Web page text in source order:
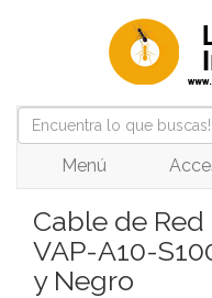
Menú
Cable de Red
VAP-A10-
y Negro